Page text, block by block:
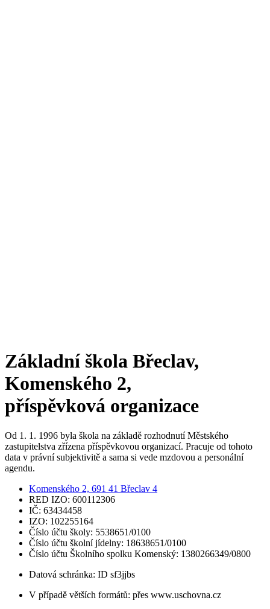
Základní škola Břeclav,
Komenského 2,
příspěvková organizace
Od 1. 1. 1996 byla škola na základě rozhodnutí Městského
zastupitelstva zřízena příspěvkovou organizací. Pracuje od tohoto
data v právní subjektivitě a sama si vede mzdovou a personální
agendu.
Komenského 2, 691 41 Břeclav 4
RED IZO: 600112306
IČ: 63434458
IZO: 102255164
Číslo účtu školy: 5538651/0100
Číslo účtu školní jídelny: 18638651/0100
Číslo účtu Školního spolku Komenský: 1380266349/0800
Datová schránka: ID sf3jjbs
V případě větších formátů: přes www.uschovna.cz